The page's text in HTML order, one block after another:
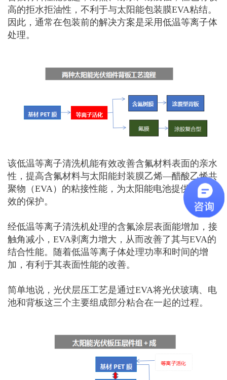
高的拒水拒油性，不利于与太阳能包装膜EVA粘结。
因此，通常在包装前的解决方案是采用低温等离子体
处理。
该低温等离子清洗机能有效改善含氟材料表面的亲水
性，提高含氟材料与太阳能封装膜乙烯—醋酸乙烯共
聚物（EVA）的粘接性能，为太阳能电池提供稳定有
效的保护。
经低温等离子清洗机处理的含氟涂层表面能增加，接
触角减小，EVA剥离力增大，从而改善了其与EVA的
结合性能。随着低温等离子体处理功率和时间的增
加，有利于其表面性能的改善。
简单地说，光伏层压工艺是通过EVA将光伏玻璃、电
池和背板这三个主要组成部分粘合在一起的过程。